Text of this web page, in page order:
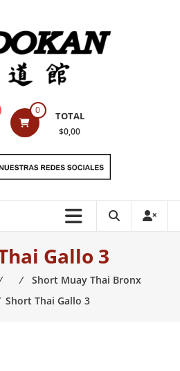
0 TOTAL
$0,00
Gallo 3
⁄ Short Muay Thai Bronx
Short Thai Gallo 3